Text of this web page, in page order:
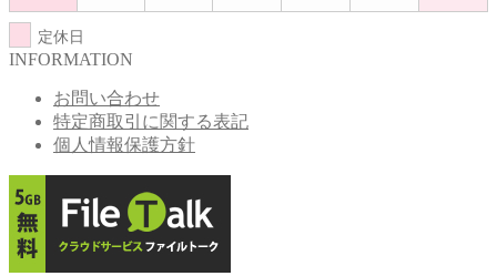
定休日
INFORMATION
お問い合わせ
特定商取引に関する表記
個人情報保護方針